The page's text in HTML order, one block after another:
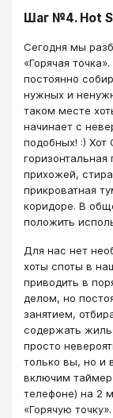
Шаг №4. Hot
Сегодня мы
«Горячая
постоянно
нужных и
таком месте
начинает с
подобных! :)
прихожей,
прикроватная
коридоре. В
положить
Для нас нет
хоты споты в
приводить в
делом, но
занятием,
содержать
просто
только вы, но и
включим
телефоне) на 2
«Горячую